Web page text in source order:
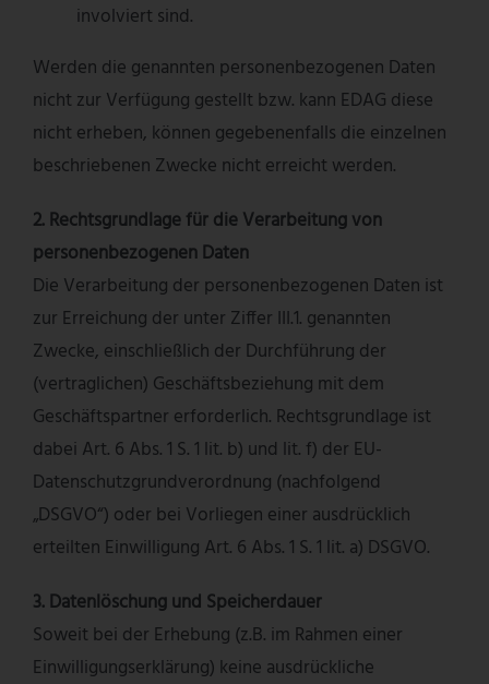
involviert sind.
Werden die genannten personenbezogenen Daten
nicht zur Verfügung gestellt bzw. kann EDAG diese
nicht erheben, können gegebenenfalls die einzelnen
beschriebenen Zwecke nicht erreicht werden.
2. Rechtsgrundlage für die Verarbeitung von
personenbezogenen Daten
Die Verarbeitung der personenbezogenen Daten ist
zur Erreichung der unter Ziffer III.1. genannten
Zwecke, einschließlich der Durchführung der
(vertraglichen) Geschäftsbeziehung mit dem
Geschäftspartner erforderlich. Rechtsgrundlage ist
dabei Art. 6 Abs. 1 S. 1 lit. b) und lit. f) der EU-
Datenschutzgrundverordnung (nachfolgend
„DSGVO“) oder bei Vorliegen einer ausdrücklich
erteilten Einwilligung Art. 6 Abs. 1 S. 1 lit. a) DSGVO.
3. Datenlöschung und Speicherdauer
Soweit bei der Erhebung (z.B. im Rahmen einer
Einwilligungserklärung) keine ausdrückliche